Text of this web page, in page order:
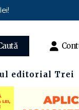
editorial Trei